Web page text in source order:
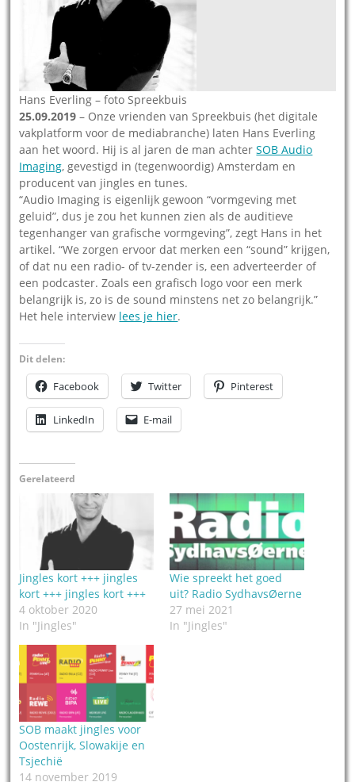
Hans Everling – foto Spreekbuis
25.09.2019 – Onze vrienden van Spreekbuis (het digitale
vakplatform voor de mediabranche) laten Hans Everling
aan het woord. Hij is al jaren de man achterSOB Audio
Imaging, gevestigd in (tegenwoordig) Amsterdam en
producent van jingles en tunes.
“Audio Imaging is eigenlijk gewoon “vormgeving met
geluid”, dus je zou het kunnen zien als de auditieve
tegenhanger van grafische vormgeving”, zegt Hans in het
artikel. “We zorgen ervoor dat merken een “sound” krijgen,
of dat nu een radio- of tv-zender is, een adverteerder of
een podcaster. Zoals een grafisch logo voor een merk
belangrijk is, zo is de sound minstens net zo belangrijk.”
Het hele interview lees je hier.
Dit delen:
Facebook Twitter Pinterest
LinkedIn E-mail
Gerelateerd
Jingles kort +++ jingles
kort +++ jingles kort +++
4 oktober 2020
In "Jingles"
Wie spreekt het goed
uit? Radio SydhavsØerne
27 mei 2021
In "Jingles"
SOB maakt jingles voor
Oostenrijk, Slowakije en
Tsjechië
14 november 2019